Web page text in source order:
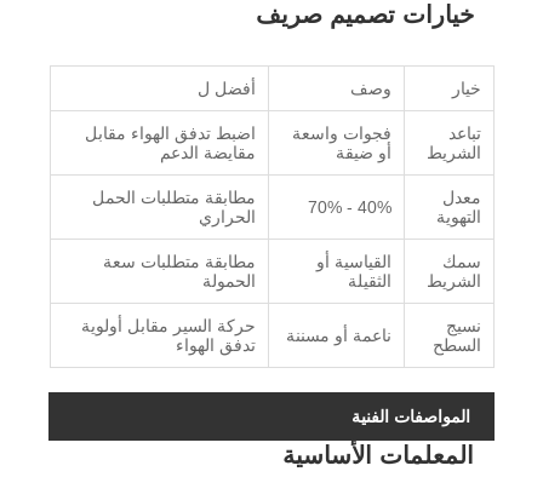
خيارات تصميم صريف
خيار وصف أفضل ل
تباعد
الشريط
فجوات واسعة
أو ضيقة
اضبط تدفق الهواء مقابل
مقايضة الدعم
معدل
التهوية
40% - 70%
مطابقة متطلبات الحمل
الحراري
سمك
الشريط
القياسية أو
الثقيلة
مطابقة متطلبات سعة
الحمولة
نسيج
السطح
ناعمة أو مسننة
حركة السير مقابل أولوية
تدفق الهواء
المواصفات الفنية
المعلمات الأساسية